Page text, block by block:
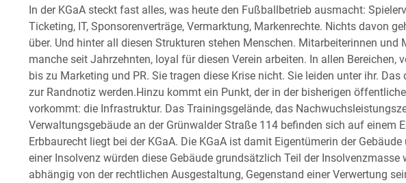
In der KGaA steckt fast alles, was heute den Fußballbetrieb ausmacht:
Ticketing, IT, Sponsorenverträge, Vermarktung, Markenrechte. Nichts davon
über. Und hinter all diesen Strukturen stehen Menschen. Mitarbeiterinnen und
manche seit Jahrzehnten, loyal für diesen Verein arbeiten. In allen Bereichen,
bis zu Marketing und PR. Sie tragen diese Krise nicht. Sie leiden unter ihr.
zur Randnotiz werden.Hinzu kommt ein Punkt, der in der bisherigen
vorkommt: die Infrastruktur. Das Trainingsgelände, das
Verwaltungsgebäude an der Grünwalder Straße 114 befinden sich auf einem
Erbbaurecht liegt bei der KGaA. Die KGaA ist damit Eigentümerin der
einer Insolvenz würden diese Gebäude grundsätzlich Teil der Insolvenzmasse
abhängig von der rechtlichen Ausgestaltung, Gegenstand einer Verwertung